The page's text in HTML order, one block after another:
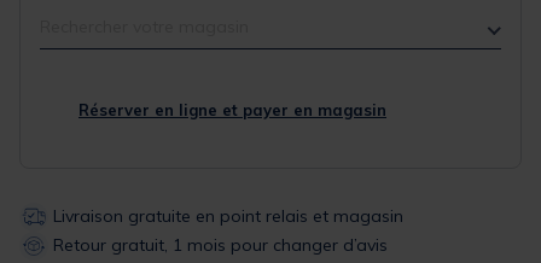
Réserver en ligne et payer en magasin
Livraison gratuite en point relais et magasin
Retour gratuit, 1 mois pour changer d’avis